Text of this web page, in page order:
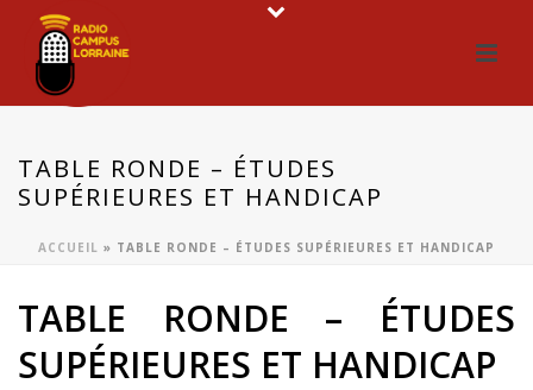
TABLE RONDE – ÉTUDES
SUPÉRIEURES ET HANDICAP
ACCUEIL » TABLE RONDE – ÉTUDES SUPÉRIEURES ET HANDICAP
TABLE RONDE – ÉTUDES
SUPÉRIEURES ET HANDICAP